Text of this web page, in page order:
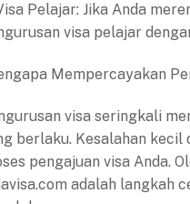
Pelajar: Jika Anda
visa pelajar
Mempercayakan
visa seringkali
berlaku. Kesalahan
pengajuan visa Anda.
adalah langkah